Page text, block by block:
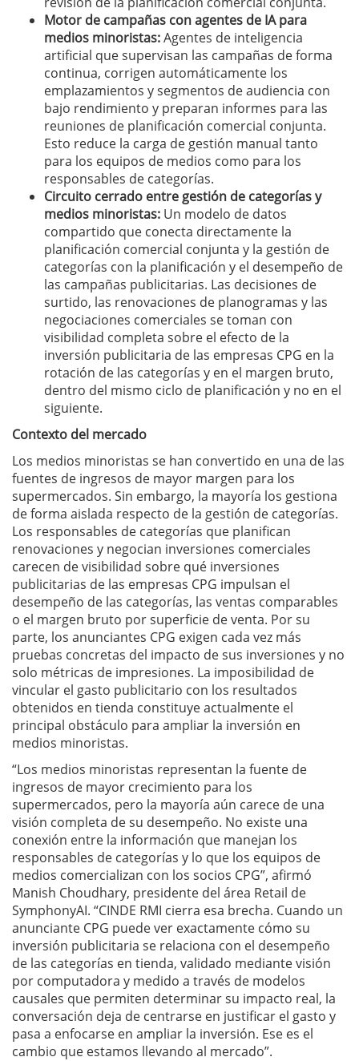
Motor de campañas con agentes de IA para
medios minoristas:Agentes de inteligencia
artificial que supervisan las campañas de forma
continua, corrigen automáticamente los
emplazamientos y segmentos de audiencia con
bajo rendimiento y preparan informes para las
reuniones de planificación comercial conjunta.
Esto reduce la carga de gestión manual tanto
para los equipos de medios como para los
responsables de categorías.
Circuito cerrado entre gestión de categorías y
medios minoristas: Un modelo de datos
compartido que conecta directamente la
planificación comercial conjunta y la gestión de
categorías con la planificación y el desempeño de
las campañas publicitarias. Las decisiones de
surtido, las renovaciones de planogramas y las
negociaciones comerciales se toman con
visibilidad completa sobre el efecto de la
inversión publicitaria de las empresas CPG en la
rotación de las categorías y en el margen bruto,
dentro del mismo ciclo de planificación y no en el
siguiente.
Contexto del mercado
Los medios minoristas se han convertido en una de las
fuentes de ingresos de mayor margen para los
supermercados. Sin embargo, la mayoría los gestiona
de forma aislada respecto de la gestión de categorías.
Los responsables de categorías que planifican
renovaciones y negocian inversiones comerciales
carecen de visibilidad sobre qué inversiones
publicitarias de las empresas CPG impulsan el
desempeño de las categorías, las ventas comparables
o el margen bruto por superficie de venta. Por su
parte, los anunciantes CPG exigen cada vez más
pruebas concretas del impacto de sus inversiones y no
solo métricas de impresiones. La imposibilidad de
vincular el gasto publicitario con los resultados
obtenidos en tienda constituye actualmente el
principal obstáculo para ampliar la inversión en
medios minoristas.
“Los medios minoristas representan la fuente de
ingresos de mayor crecimiento para los
supermercados, pero la mayoría aún carece de una
visión completa de su desempeño. No existe una
conexión entre la información que manejan los
responsables de categorías y lo que los equipos de
medios comercializan con los socios CPG”, afirmó
Manish Choudhary, presidente del área Retail de
SymphonyAI. “CINDE RMI cierra esa brecha. Cuando un
anunciante CPG puede ver exactamente cómo su
inversión publicitaria se relaciona con el desempeño
de las categorías en tienda, validado mediante visión
por computadora y medido a través de modelos
causales que permiten determinar su impacto real, la
conversación deja de centrarse en justificar el gasto y
pasa a enfocarse en ampliar la inversión. Ese es el
cambio que estamos llevando al mercado”.